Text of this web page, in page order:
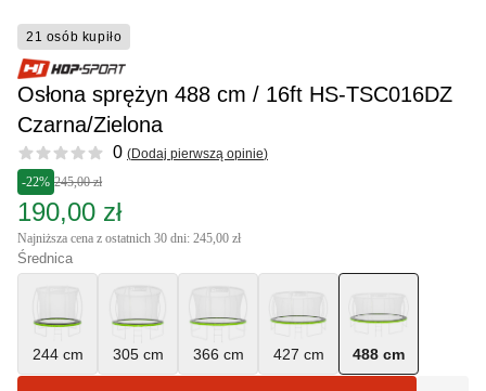
21 osób kupiło
Osłona sprężyn 488 cm / 16ft HS-TSC016DZ
Czarna/Zielona
Reviews 0 (Dodaj pierwszą opinie)
-22% 245,00 zł
190,00 zł
Najniższa cena z ostatnich 30 dni: 245,00 zł
Średnica
244 cm 305 cm 366 cm 427 cm 488 cm